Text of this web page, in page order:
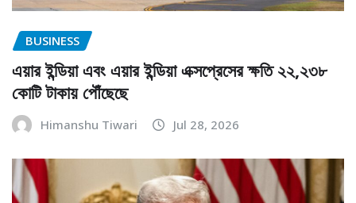
BUSINESS
এয়ার ইন্ডিয়া এবং এয়ার ইন্ডিয়া এক্সপ্রেসের ক্ষতি ২২,২৩৮
কোটি টাকায় পৌঁছেছে
Himanshu Tiwari Jul 28, 2026